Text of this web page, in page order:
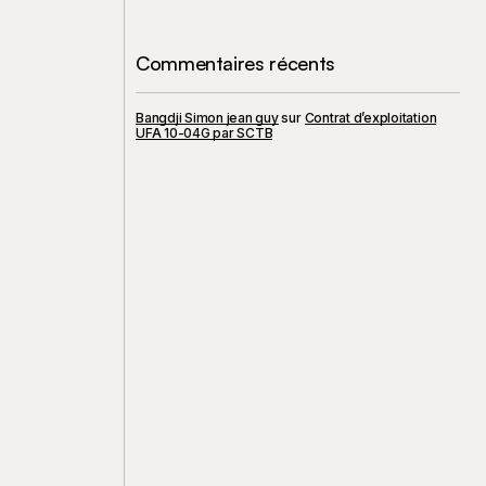
Commentaires récents
Bangdji Simon jean guysur Contrat d’exploitation
UFA 10-04G par SCTB